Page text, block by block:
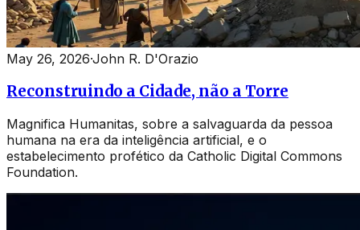
May 26, 2026·John R. D'Orazio
Reconstruindo a Cidade, não a Torre
Magnifica Humanitas, sobre a salvaguarda da pessoa
humana na era da inteligência artificial, e o
estabelecimento profético da Catholic Digital Commons
Foundation.